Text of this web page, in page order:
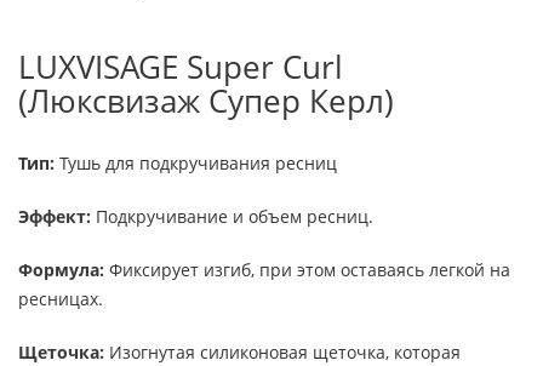
LUXVISAGE Super Curl
(Люксвизаж Супер Керл)
Тип: Тушь для подкручивания ресниц
Эффект: Подкручивание и объем ресниц.
Формула: Фиксирует изгиб, при этом оставаясь легкой на
ресницах.
Щеточка: Изогнутая силиконовая щеточка, которая